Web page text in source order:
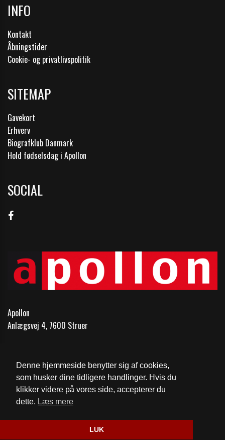
Denne hjemmeside benytter sig af cookies,
som husker dine tidligere handlinger. Hvis du
klikker videre på vores side, accepterer du
dette. Læs mere
LUK
INFO
Kontakt
Åbningstider
Cookie- og privatlivspolitik
SITEMAP
Gavekort
Erhverv
Biografklub Danmark
Hold fødselsdag i Apollon
SOCIAL
Apollon
Anlægsvej 4, 7600 Struer
Email: kontakt@1148.dk
Cookie- og privatlivspolitik